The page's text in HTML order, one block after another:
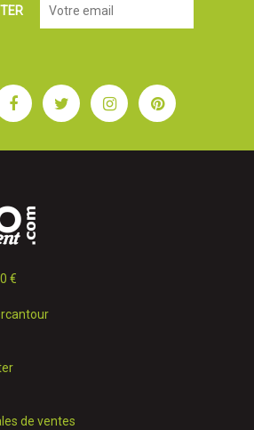
FacebookTwitterInstagramPinterest
€
de ventes